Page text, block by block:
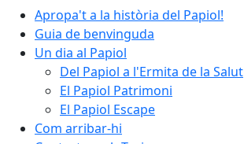
Apropa't a la història del Papiol!
Guia de benvinguda
Un dia al Papiol
Del Papiol a l'Ermita de la Salut
El Papiol Patrimoni
El Papiol Escape
Com arribar-hi